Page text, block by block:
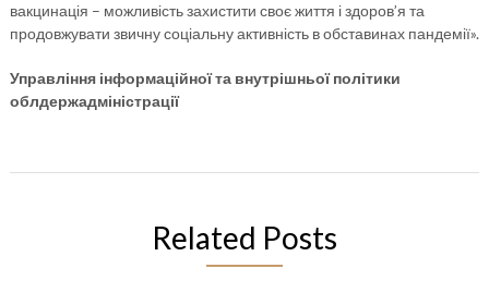
вакцинація – можливість захистити своє життя і здоров’я та
продовжувати звичну соціальну активність в обставинах пандемії».
Управління інформаційної та внутрішньої політики
облдержадміністрації
Related Posts